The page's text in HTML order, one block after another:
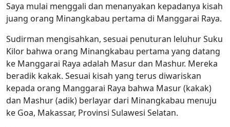
Saya mulai menggali dan menanyakan kepadanya kisah
juang orang Minangkabau pertama di Manggarai Raya.
Sudirman mengisahkan, sesuai penuturan leluhur Suku
Kilor bahwa orang Minangkabau pertama yang datang
ke Manggarai Raya adalah Masur dan Mashur. Mereka
beradik kakak. Sesuai kisah yang terus diwariskan
kepada orang Manggarai Raya bahwa Masur (kakak)
dan Mashur (adik) berlayar dari Minangkabau menuju
ke Goa, Makassar, Provinsi Sulawesi Selatan.